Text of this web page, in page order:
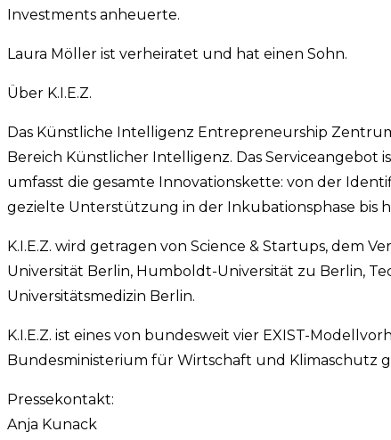
Investments anheuerte.
Laura Möller ist verheiratet und hat einen Sohn.
Über K.I.E.Z.
Das Künstliche Intelligenz Entrepreneurship
Bereich Künstlicher Intelligenz. Das Serviceangebot
umfasst die gesamte Innovationskette: von der
gezielte Unterstützung in der Inkubationsphase bis
K.I.E.Z. wird getragen von Science & Startups, dem
Universität Berlin, Humboldt-Universität zu Berlin,
Universitätsmedizin Berlin.
K.I.E.Z. ist eines von bundesweit vier EXIST-
Bundesministerium für Wirtschaft und Klimaschutz
Pressekontakt:
Anja Kunack